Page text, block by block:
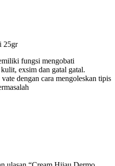
25gr
fungsi mengobati
exsim dan gatal gatal.
dengan cara mengoleskan tipis